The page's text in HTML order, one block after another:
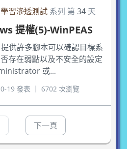
習滲透測試 系列 第34 天
提權(5)-WinPEAS
供許多腳本可以確認目標系
存在弱點以及不安全的設定
或...
19 發表 ｜ 6702 次瀏覽
下一頁